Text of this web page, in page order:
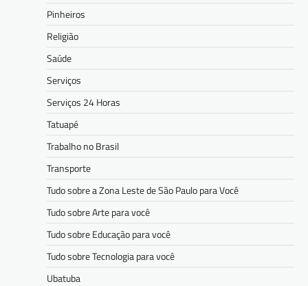
Pinheiros
Religião
Saúde
Serviços
Serviços 24 Horas
Tatuapé
Trabalho no Brasil
Transporte
Tudo sobre a Zona Leste de São Paulo para Você
Tudo sobre Arte para você
Tudo sobre Educação para você
Tudo sobre Tecnologia para você
Ubatuba